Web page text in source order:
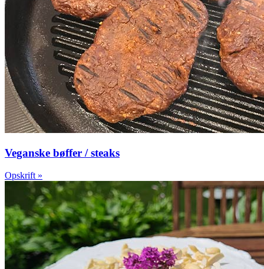
Veganske bøffer / steaks
Opskrift »